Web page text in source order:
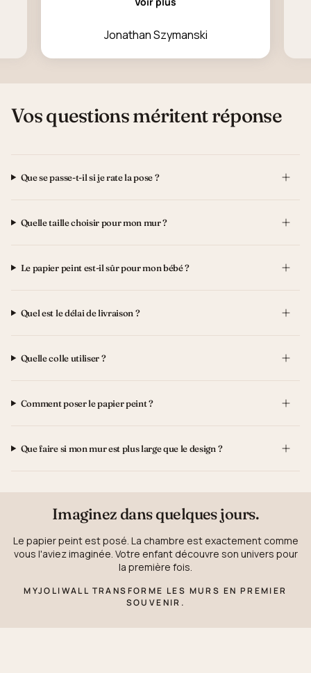
Jonathan Szymanski
Vos questions méritent réponse
Que se passe-t-il si je rate la pose ?
Quelle taille choisir pour mon mur ?
Le papier peint est-il sûr pour mon bébé ?
Quel est le délai de livraison ?
Quelle colle utiliser ?
Comment poser le papier peint ?
Que faire si mon mur est plus large que le design ?
Imaginez dans quelques jours.
Le papier peint est posé. La chambre est exactement comme
vous l'aviez imaginée. Votre enfant découvre son univers pour
la première fois.
MYJOLIWALL TRANSFORME LES MURS EN PREMIER
SOUVENIR.